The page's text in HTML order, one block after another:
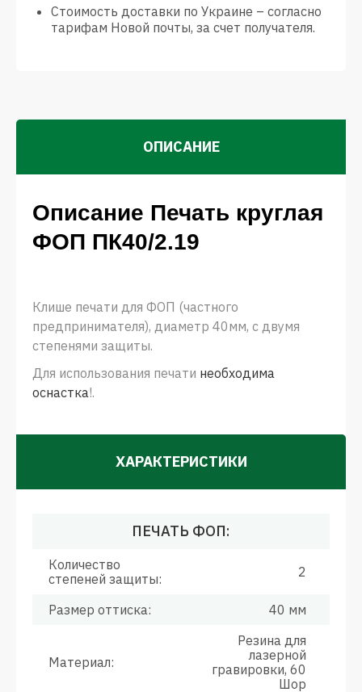
Стоимость доставки по Украине – согласно
тарифам Новой почты, за счет получателя.
ОПИСАНИЕ
Описание Печать круглая
ФОП ПК40/2.19
Клише печати для ФОП (частного
предпринимателя), диаметр 40мм, с двумя
степенями защиты.
Для использования печати необходима
оснастка!.
ХАРАКТЕРИСТИКИ
ПЕЧАТЬ ФОП:
Количество
степеней защиты:
2
Размер оттиска: 40 мм
Материал:
Резина для
лазерной
гравировки, 60
Шор